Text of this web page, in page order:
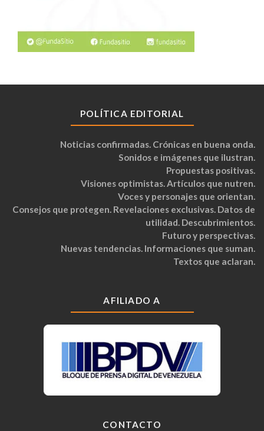
POLÍTICA EDITORIAL
Noticias confirmadas. Crónicas en buena onda.
Sonidos e imágenes que ilustran.
Propuestas positivas.
Visiones optimistas. Artículos que nutren.
Voces y personajes que orientan.
Consejos que protegen. Revelaciones exclusivas. Datos de
utilidad. Descubrimientos.
Futuro y perspectivas.
Nuevas tendencias. Informaciones que suman.
Textos que aclaran.
AFILIADO A
CONTACTO